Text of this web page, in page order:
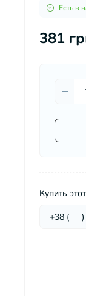
Есть в
381
Купить